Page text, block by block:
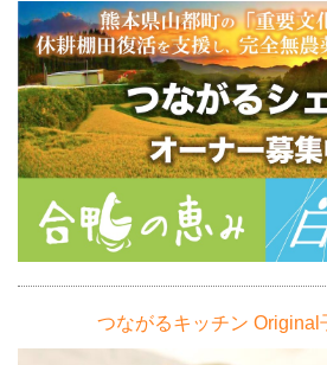
つながるキッチン Original